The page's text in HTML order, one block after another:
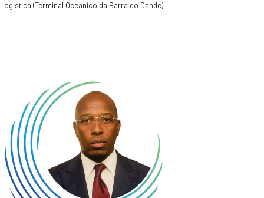
Logistica (Terminal Oceanico da Barra do Dande).